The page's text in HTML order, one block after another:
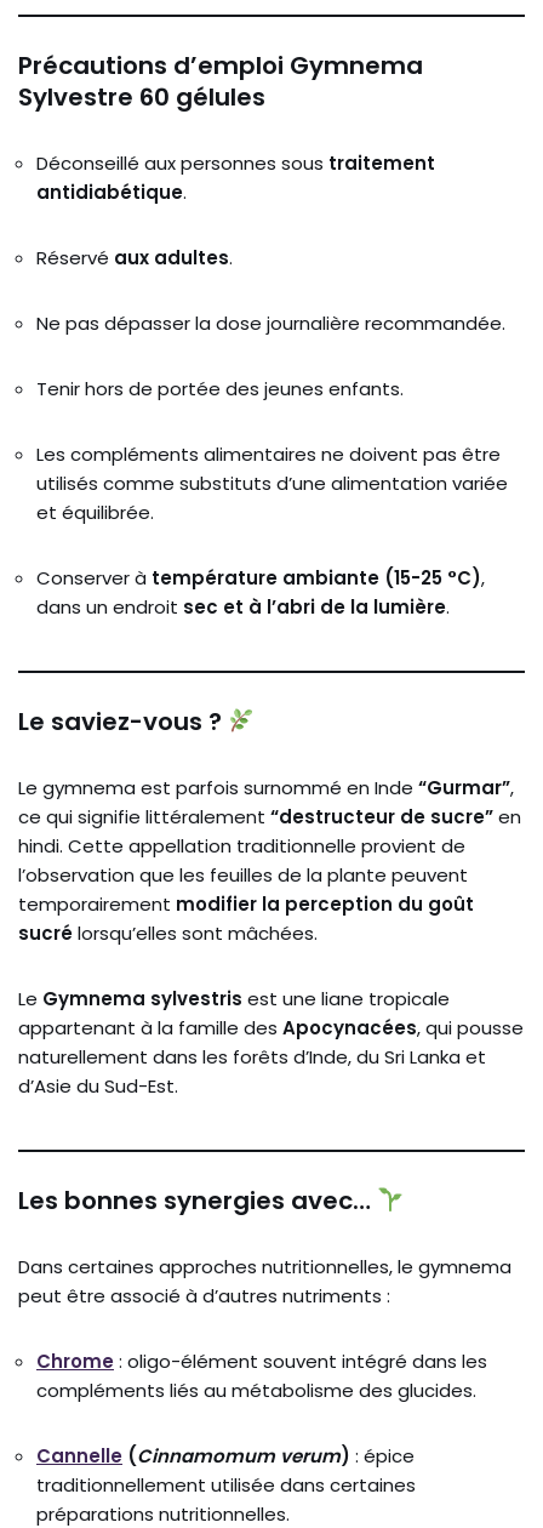
Précautions d’emploi Gymnema
Sylvestre 60 gélules
Déconseillé auxpersonnes sous traitement
antidiabétique.
Réservé aux adultes.
Ne pas dépasserla dose journalière recommandée.
Tenirhors de portée des jeunes enfants.
Les compléments alimentaires ne doivent pas être
utilisés comme substituts d’une alimentation variée
et équilibrée.
Conserverà température ambiante (15-25 °C),
dans un endroit sec et à l’abri de la lumière.
Le saviez-vous ?
Le gymnema est parfois surnommé en Inde “Gurmar”,
ce quisignifie littéralement “destructeur de sucre”en
hindi. Cette appellation traditionnelle provient de
l’observation que les feuilles de la plante peuvent
temporairement modifier la perception du goût
sucrélorsqu’elles sont mâchées.
Le Gymnema sylvestris est une liane tropicale
appartenant à la famille des Apocynacées,quipousse
naturellement dans les forêts d’Inde,du SriLanka et
d’Asie du Sud-Est.
Les bonnes synergies avec…
Dans certaines approches nutritionnelles,le gymnema
peut être associé à d’autres nutriments :
Chrome: oligo-élément souvent intégré dans les
compléments liés au métabolisme des glucides.
Cannelle (Cinnamomum verum) : épice
traditionnellement utilisée dans certaines
préparations nutritionnelles.